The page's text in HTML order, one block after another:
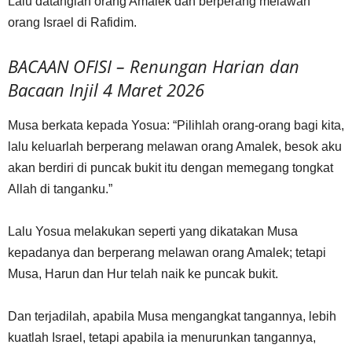
orang Israel di Rafidim.
BACAAN OFISI – Renungan Harian dan
Bacaan Injil 4 Maret 2026
Musa berkata kepada Yosua: “Pilihlah orang-orang bagi kita,
lalu keluarlah berperang melawan orang Amalek, besok aku
akan berdiri di puncak bukit itu dengan memegang tongkat
Allah di tanganku.”
Lalu Yosua melakukan seperti yang dikatakan Musa
kepadanya dan berperang melawan orang Amalek; tetapi
Musa, Harun dan Hur telah naik ke puncak bukit.
Dan terjadilah, apabila Musa mengangkat tangannya, lebih
kuatlah Israel, tetapi apabila ia menurunkan tangannya,